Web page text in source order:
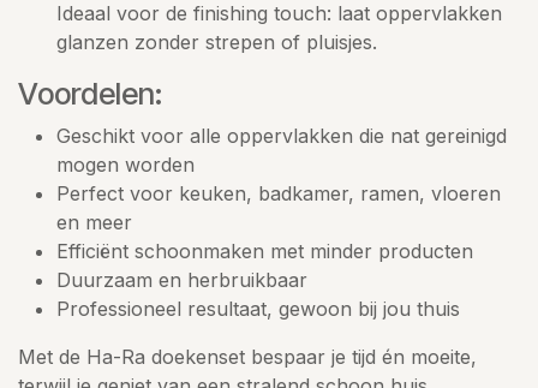
Ideaal voor de finishing touch: laat oppervlakken
glanzen zonder strepen of pluisjes.
Voordelen:
Geschikt voor alle oppervlakken die nat gereinigd
mogen worden
Perfect voor keuken, badkamer, ramen, vloeren
en meer
Efficiënt schoonmaken met minder producten
Duurzaam en herbruikbaar
Professioneel resultaat, gewoon bij jou thuis
Met de Ha-Ra doekenset bespaar je tijd én moeite,